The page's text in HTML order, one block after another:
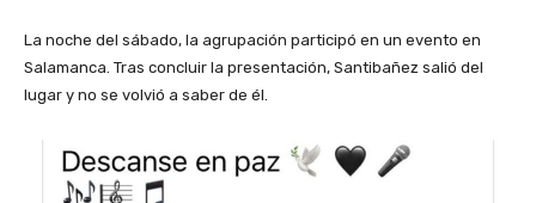
La noche del sábado, la agrupación participó en un evento en
Salamanca. Tras concluir la presentación, Santibañez salió del
lugar y no se volvió a saber de él.